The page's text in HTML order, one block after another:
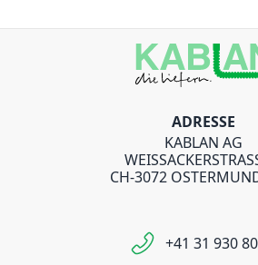
ADRESSE
KABLAN AG
CH-3072
+41 31 930